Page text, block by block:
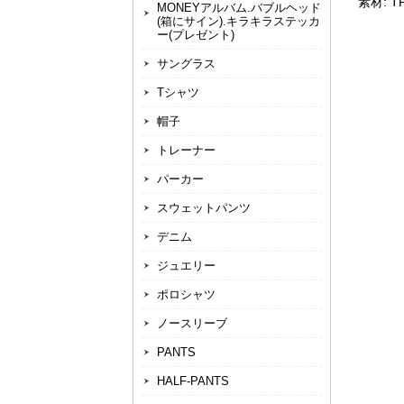
MONEYアルバム.バブルヘッド
(箱にサイン).キラキラステッカ
ー(プレゼント)
サングラス
Tシャツ
帽子
トレーナー
パーカー
スウェットパンツ
デニム
ジュエリー
ポロシャツ
ノースリーブ
PANTS
HALF-PANTS